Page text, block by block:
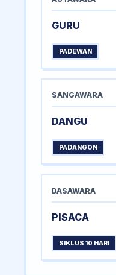
GURU
PADEWAN
SANGAWARA
DANGU
PADANGON
DASAWARA
PISACA
SIKLUS 10 HARI